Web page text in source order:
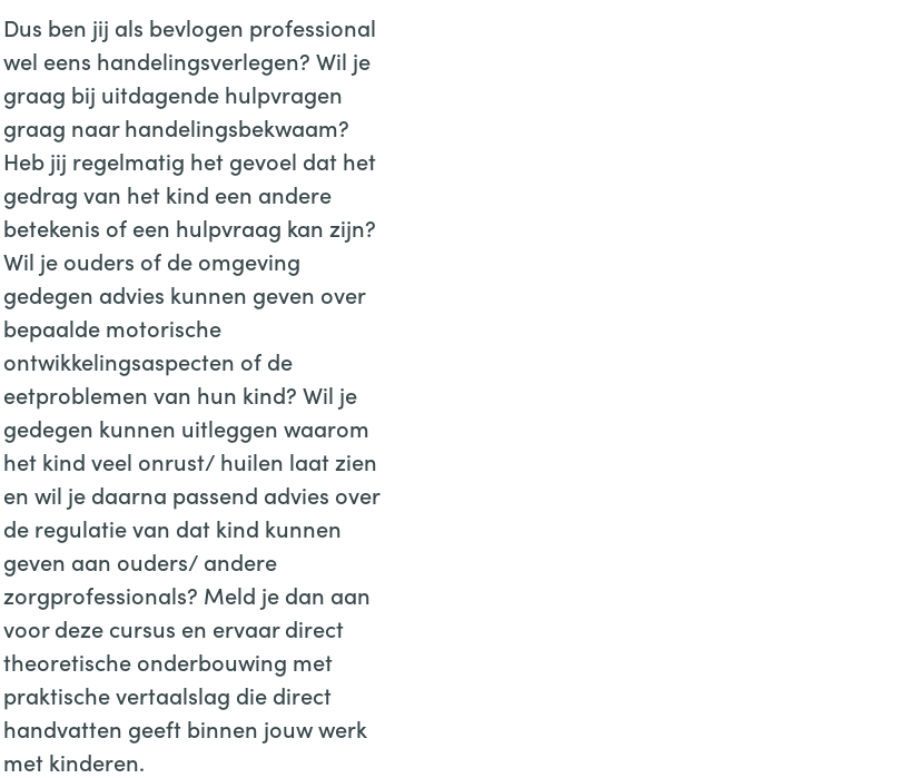
Dus ben jij als bevlogen professional
wel eens handelingsverlegen? Wil je
graag bij uitdagende hulpvragen
graag naar handelingsbekwaam?
Heb jij regelmatig het gevoel dat het
gedrag van het kind een andere
betekenis of een hulpvraag kan zijn?
Wil je ouders of de omgeving
gedegen advies kunnen geven over
bepaalde motorische
ontwikkelingsaspecten of de
eetproblemen van hun kind? Wil je
gedegen kunnen uitleggen waarom
het kind veel onrust/ huilen laat zien
en wil je daarna passend advies over
de regulatie van dat kind kunnen
geven aan ouders/ andere
zorgprofessionals? Meld je dan aan
voor deze cursus en ervaar direct
theoretische onderbouwing met
praktische vertaalslag die direct
handvatten geeft binnen jouw werk
met kinderen.